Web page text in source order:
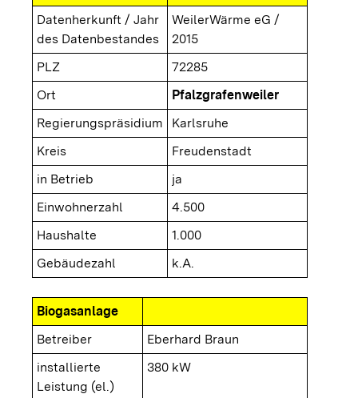
Datenherkunft / Jahr
des Datenbestandes
WeilerWärme eG /
2015
PLZ
72285
Ort
Pfalzgrafenweiler
Regierungspräsidium
Karlsruhe
Kreis
Freudenstadt
in Betrieb
ja
Einwohnerzahl
4.500
Haushalte
1.000
Gebäudezahl
k.A.
Biogasanlage
Betreiber
Eberhard Braun
installierte
Leistung (el.)
380 kW